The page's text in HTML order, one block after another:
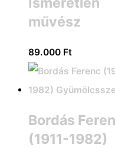
művész
89.000 Ft
Bordás
(1911-1982)